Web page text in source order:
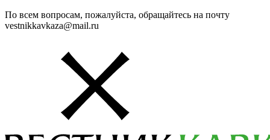
По всем вопросам, пожалуйста, обращайтесь на почту
vestnikkavkaza@mail.ru